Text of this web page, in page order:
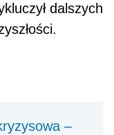
dalszych
–